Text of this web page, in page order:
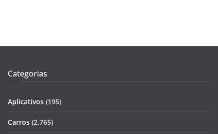
Categorias
Aplicativos (195)
Carros (2.765)